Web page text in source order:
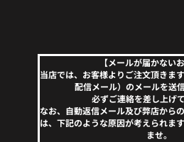
【メールが届かない
当店では、お客様よりご注文頂きま
配信メール）のメールを送
必ずご連絡を差し上げ
なお、自動返信メール及び弊店から
は、下記のような原因が考えられま
ませ。